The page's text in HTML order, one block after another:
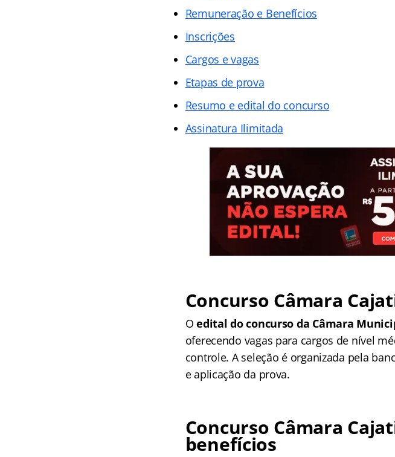
Remuneração e Benefícios
Inscrições
Cargos e vagas
Etapas de prova
Resumo e edital do concurso
Assinatura Ilimitada
Concurso Câmara
Oedital do concurso da Câmara
oferecendo vagas para cargos de nível
controle. A seleção é organizada pela
e aplicação da prova.
Concurso Câmara
benefícios